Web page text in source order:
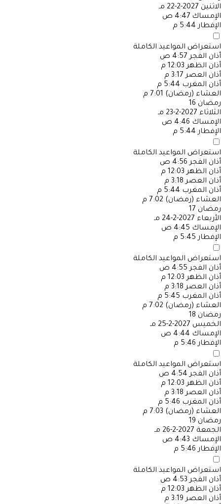
الاثنين 2027-2-22 مـ
الإمساك 4:47 ص
الإفطار 5:44 م
استعراض المواعيد الكاملة
أذان الفجر 4:57 ص
أذان الظهر 12:03 م
أذان العصر 3:17 م
أذان المغرب 5:44 م
العشاء (رمضان) 7:01 م
رمضان 16
الثلاثاء 2027-2-23 مـ
الإمساك 4:46 ص
الإفطار 5:44 م
استعراض المواعيد الكاملة
أذان الفجر 4:56 ص
أذان الظهر 12:03 م
أذان العصر 3:18 م
أذان المغرب 5:44 م
العشاء (رمضان) 7:02 م
رمضان 17
الأربعاء 2027-2-24 مـ
الإمساك 4:45 ص
الإفطار 5:45 م
استعراض المواعيد الكاملة
أذان الفجر 4:55 ص
أذان الظهر 12:03 م
أذان العصر 3:18 م
أذان المغرب 5:45 م
العشاء (رمضان) 7:02 م
رمضان 18
الخميس 2027-2-25 مـ
الإمساك 4:44 ص
الإفطار 5:46 م
استعراض المواعيد الكاملة
أذان الفجر 4:54 ص
أذان الظهر 12:03 م
أذان العصر 3:18 م
أذان المغرب 5:46 م
العشاء (رمضان) 7:03 م
رمضان 19
الجمعة 2027-2-26 مـ
الإمساك 4:43 ص
الإفطار 5:46 م
استعراض المواعيد الكاملة
أذان الفجر 4:53 ص
أذان الظهر 12:03 م
أذان العصر 3:19 م